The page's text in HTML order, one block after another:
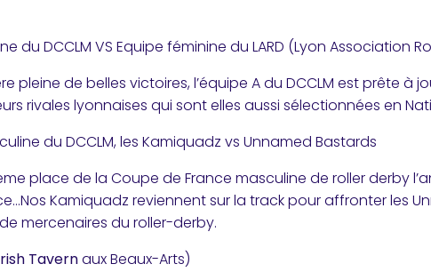
du DCCLM VS Equipe féminine du LARD (Lyon Association
pleine de belles victoires, l’équipe A du DCCLM est prête
rivales lyonnaises qui sont elles aussi sélectionnées en
du DCCLM, les Kamiquadz vs Unnamed Bastards
place de la Coupe de France masculine de roller derby
Kamiquadz reviennent sur la track pour affronter les
mercenaires du roller-derby.
Tavernaux Beaux-Arts)